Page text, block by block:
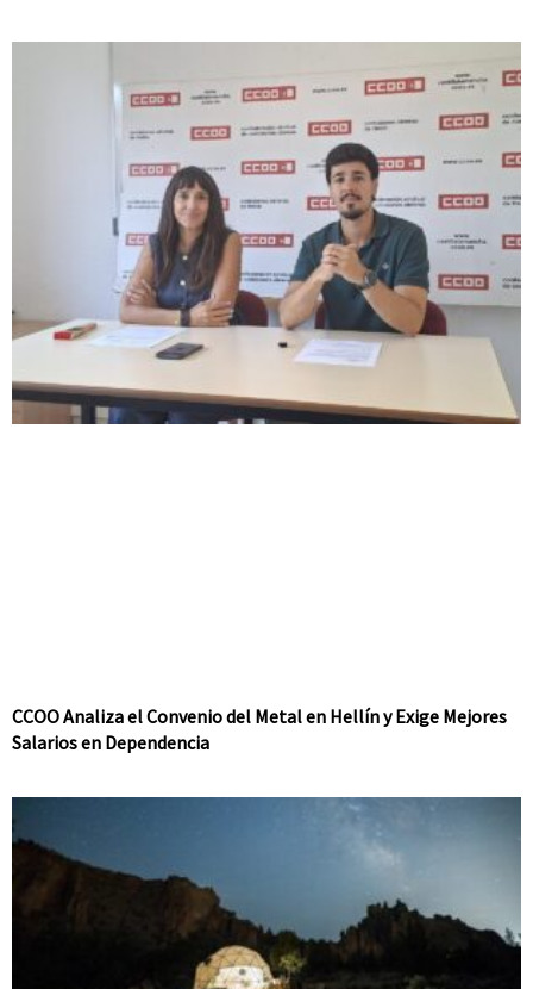
CCOO Analiza el Convenio del Metal en Hellín y Exige Mejores
Salarios en Dependencia